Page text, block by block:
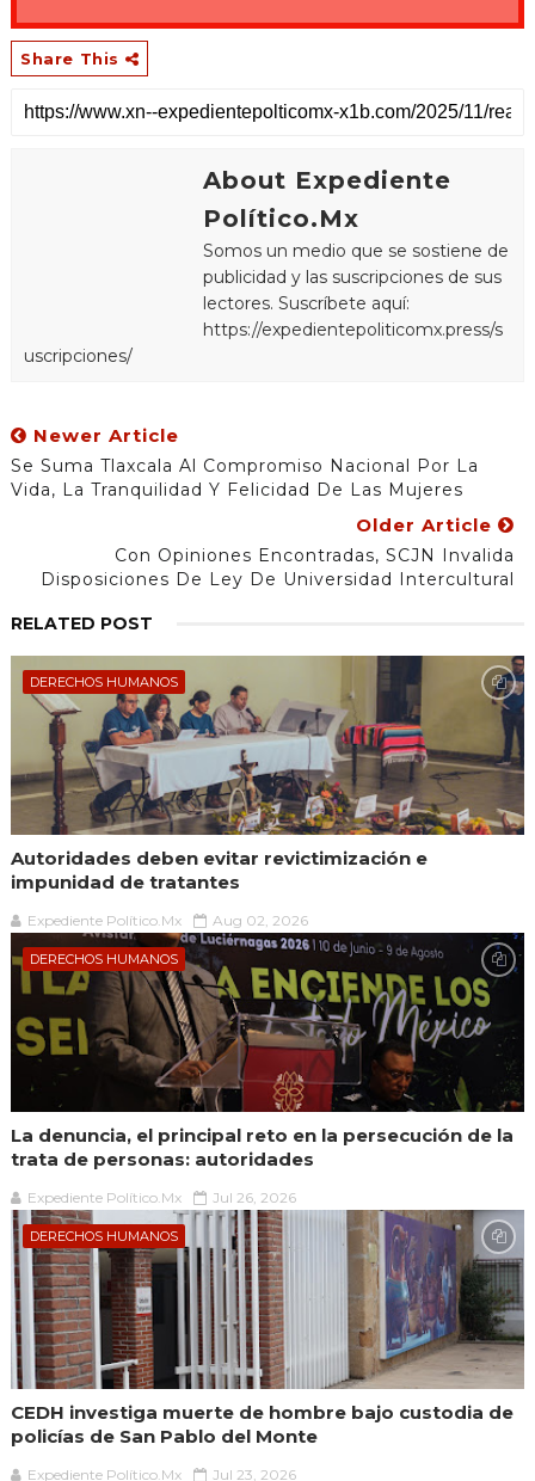
Share This
About Expediente
Político.Mx
Somos un medio que se sostiene de
publicidad y las suscripciones de sus
lectores. Suscríbete aquí:
https://expedientepoliticomx.press/s
uscripciones/
Newer Article
Se Suma Tlaxcala Al Compromiso Nacional Por La
Vida, La Tranquilidad Y Felicidad De Las Mujeres
Older Article
Con Opiniones Encontradas, SCJN Invalida
Disposiciones De Ley De Universidad Intercultural
RELATED POST
DERECHOS HUMANOS
Autoridades deben evitar revictimización e
impunidad de tratantes
Expediente Político.Mx Aug 02, 2026
DERECHOS HUMANOS
La denuncia, el principal reto en la persecución de la
trata de personas: autoridades
Expediente Político.Mx Jul 26, 2026
DERECHOS HUMANOS
CEDH investiga muerte de hombre bajo custodia de
policías de San Pablo del Monte
Expediente Político.Mx Jul 23, 2026